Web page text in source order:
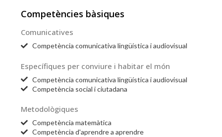
Competències bàsiques
Comunicatives
Competència comunicativa lingüística i audiovisual
Específiques per conviure i habitar el món
Competència comunicativa lingüística i audiovisual
Competència social i ciutadana
Metodològiques
Competència matemàtica
Competència d'aprendre a aprendre